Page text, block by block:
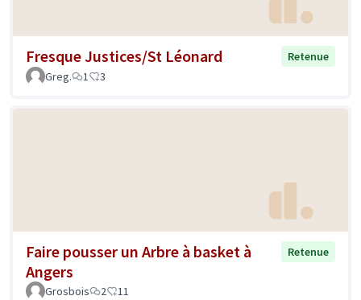
Fresque Justices/St Léonard
Retenue
Greg.
1 3
Faire pousser un Arbre à basket à
Angers
Retenue
Grosbois 2 11